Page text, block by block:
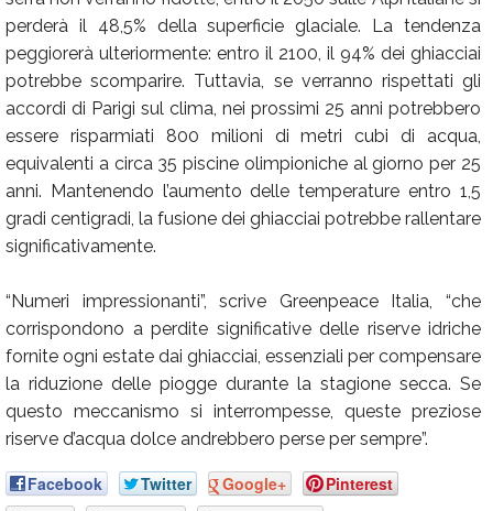
perderà il 48,5% della superficie glaciale. La tendenza
peggiorerà ulteriormente: entro il 2100, il 94% dei ghiacciai
potrebbe scomparire. Tuttavia, se verranno rispettati gli
accordi di Parigi sul clima, nei prossimi 25 anni potrebbero
essere risparmiati 800 milioni di metri cubi di acqua,
equivalenti a circa 35 piscine olimpioniche al giorno per 25
anni. Mantenendo l’aumento delle temperature entro 1,5
gradi centigradi, la fusione dei ghiacciai potrebbe rallentare
significativamente.
“Numeri impressionanti”, scrive Greenpeace Italia, “che
corrispondono a perdite significative delle riserve idriche
fornite ogni estate dai ghiacciai, essenziali per compensare
la riduzione delle piogge durante la stagione secca. Se
questo meccanismo si interrompesse, queste preziose
riserve d’acqua dolce andrebbero perse per sempre”.
Facebook Twitter Google+ Pinterest